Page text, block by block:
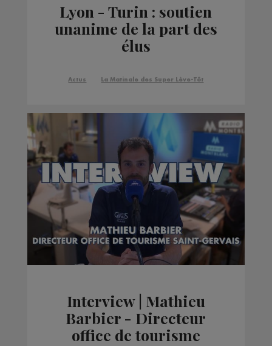
Lyon - Turin : soutien
unanime de la part des
élus
Actus La Matinale des Super Lève-Tôt
Interview | Mathieu
Barbier - Directeur
office de tourisme